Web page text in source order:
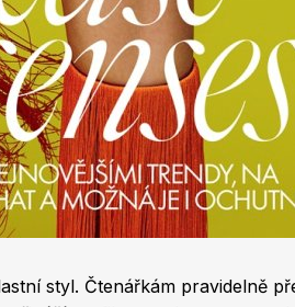
Burda
styl. Čtenářkám pravidelně